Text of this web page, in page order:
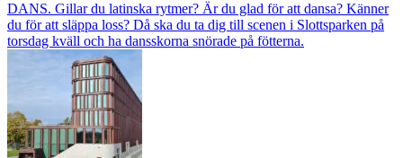
DANS. Gillar du latinska rytmer? Är du glad för att dansa? Känner
du för att släppa loss? Då ska du ta dig till scenen i Slottsparken på
torsdag kväll och ha dansskorna snörade på fötterna.